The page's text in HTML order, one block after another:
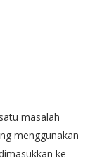
masalah
menggunakan
ke